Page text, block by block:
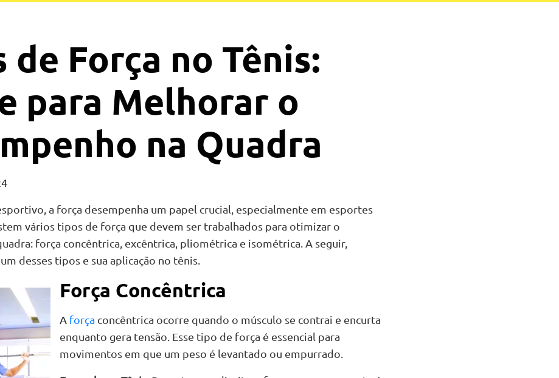
de Força no Tênis:
para Melhorar o
na Quadra
a força desempenha um papel crucial, especialmente em esportes
vários tipos de força que devem ser trabalhados para otimizar o
força concêntrica, excêntrica, pliométrica e isométrica. A seguir,
desses tipos e sua aplicação no tênis.
Força Concêntrica
A força concêntrica ocorre quando o músculo se contrai e encurta
enquanto gera tensão. Esse tipo de força é essencial para
movimentos em que um peso é levantado ou empurrado.